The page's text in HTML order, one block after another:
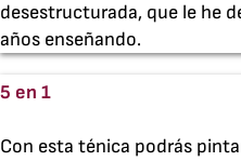
desestructurada, que le he
años enseñando.
5 en 1
Con esta ténica podrás